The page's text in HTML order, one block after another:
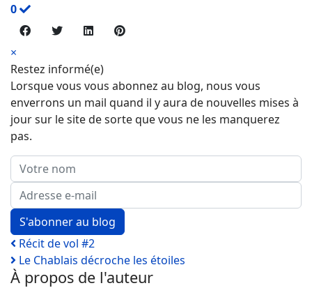
0
×
Restez informé(e)
Lorsque vous vous abonnez au blog, nous vous
enverrons un mail quand il y aura de nouvelles mises à
jour sur le site de sorte que vous ne les manquerez
pas.
Votre nom
Adresse e-mail
S'abonner au blog
Récit de vol #2
Le Chablais décroche les étoiles
À propos de l'auteur